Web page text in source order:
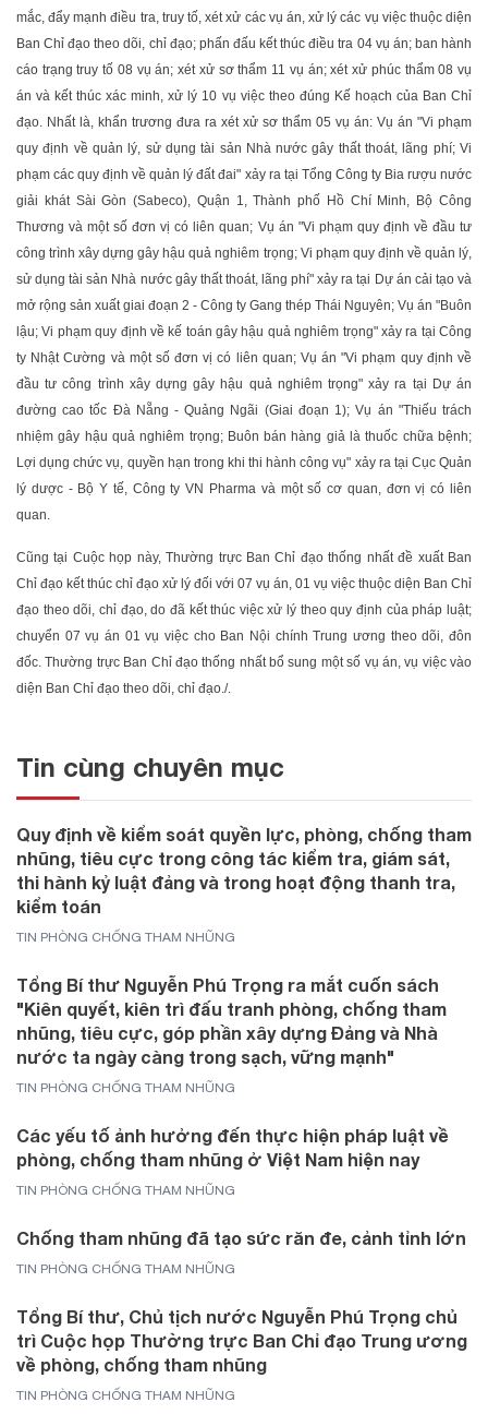
mắc, đẩy mạnh điều tra, truy tố, xét xử các vụ án, xử lý các vụ việc thuộc diện
Ban Chỉ đạo theo dõi, chỉ đạo; phấn đấu kết thúc điều tra 04 vụ án; ban hành
cáo trạng truy tố 08 vụ án; xét xử sơ thẩm 11 vụ án; xét xử phúc thẩm 08 vụ
án và kết thúc xác minh, xử lý 10 vụ việc theo đúng Kế hoạch của Ban Chỉ
đạo. Nhất là, khẩn trương đưa ra xét xử sơ thẩm 05 vụ án: Vụ án "Vi phạm
quy định về quản lý, sử dụng tài sản Nhà nước gây thất thoát, lãng phí; Vi
phạm các quy định về quản lý đất đai" xảy ra tại Tổng Công ty Bia rượu nước
giải khát Sài Gòn (Sabeco), Quận 1, Thành phố Hồ Chí Minh, Bộ Công
Thương và một số đơn vị có liên quan; Vụ án "Vi phạm quy định về đầu tư
công trình xây dựng gây hậu quả nghiêm trọng; Vi phạm quy định về quản lý,
sử dụng tài sản Nhà nước gây thất thoát, lãng phí" xảy ra tại Dự án cải tạo và
mở rộng sản xuất giai đoạn 2 - Công ty Gang thép Thái Nguyên; Vụ án "Buôn
lậu; Vi phạm quy định về kế toán gây hậu quả nghiêm trọng" xảy ra tại Công
ty Nhật Cường và một số đơn vị có liên quan; Vụ án "Vi phạm quy định về
đầu tư công trình xây dựng gây hậu quả nghiêm trọng" xảy ra tại Dự án
đường cao tốc Đà Nẵng - Quảng Ngãi (Giai đoạn 1); Vụ án "Thiếu trách
nhiệm gây hậu quả nghiêm trọng; Buôn bán hàng giả là thuốc chữa bệnh;
Lợi dụng chức vụ, quyền hạn trong khi thi hành công vụ" xảy ra tại Cục Quản
lý dược - Bộ Y tế, Công ty VN Pharma và một số cơ quan, đơn vị có liên
quan.
Cũng tại Cuộc họp này, Thường trực Ban Chỉ đạo thống nhất đề xuất Ban
Chỉ đạo kết thúc chỉ đạo xử lý đối với 07 vụ án, 01 vụ việc thuộc diện Ban Chỉ
đạo theo dõi, chỉ đạo, do đã kết thúc việc xử lý theo quy định của pháp luật;
chuyển 07 vụ án 01 vụ việc cho Ban Nội chính Trung ương theo dõi, đôn
đốc. Thường trực Ban Chỉ đạo thống nhất bổ sung một số vụ án, vụ việc vào
diện Ban Chỉ đạo theo dõi, chỉ đạo./.
Tin cùng chuyên mục
Quy định về kiểm soát quyền lực, phòng, chống tham
nhũng, tiêu cực trong công tác kiểm tra, giám sát,
thi hành kỷ luật đảng và trong hoạt động thanh tra,
kiểm toán
TIN PHÒNG CHỐNG THAM NHŨNG
Tổng Bí thư Nguyễn Phú Trọng ra mắt cuốn sách
"Kiên quyết, kiên trì đấu tranh phòng, chống tham
nhũng, tiêu cực, góp phần xây dựng Đảng và Nhà
nước ta ngày càng trong sạch, vững mạnh"
TIN PHÒNG CHỐNG THAM NHŨNG
Các yếu tố ảnh hưởng đến thực hiện pháp luật về
phòng, chống tham nhũng ở Việt Nam hiện nay
TIN PHÒNG CHỐNG THAM NHŨNG
Chống tham nhũng đã tạo sức răn đe, cảnh tỉnh lớn
TIN PHÒNG CHỐNG THAM NHŨNG
Tổng Bí thư, Chủ tịch nước Nguyễn Phú Trọng chủ
trì Cuộc họp Thường trực Ban Chỉ đạo Trung ương
về phòng, chống tham nhũng
TIN PHÒNG CHỐNG THAM NHŨNG